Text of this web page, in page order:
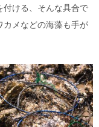
ける、そんな具合で
メなどの海藻も手が